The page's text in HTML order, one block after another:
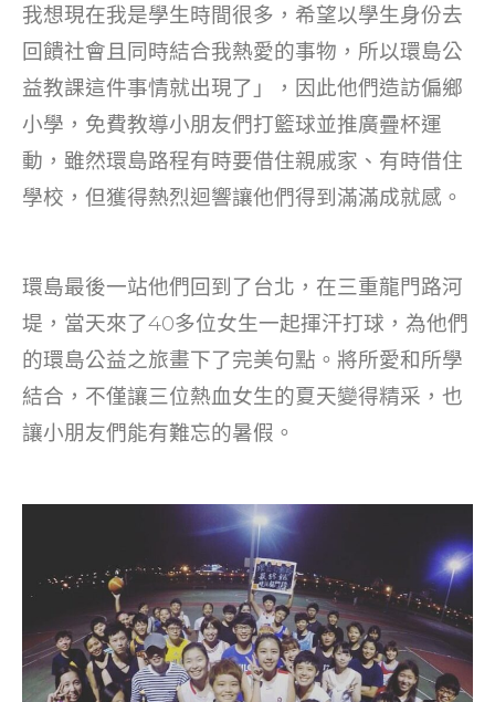
我想現在我是學生時間很多，希望以學生身份去
回饋社會且同時結合我熱愛的事物，所以環島公
益教課這件事情就出現了」，因此他們造訪偏鄉
小學，免費教導小朋友們打籃球並推廣疊杯運
動，雖然環島路程有時要借住親戚家、有時借住
學校，但獲得熱烈迴響讓他們得到滿滿成就感。
環島最後一站他們回到了台北，在三重龍門路河
堤，當天來了40多位女生一起揮汗打球，為他們
的環島公益之旅畫下了完美句點。將所愛和所學
結合，不僅讓三位熱血女生的夏天變得精采，也
讓小朋友們能有難忘的暑假。